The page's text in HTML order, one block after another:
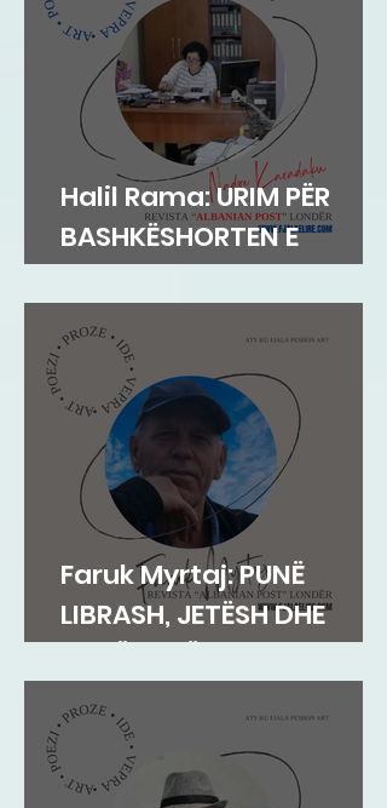
Halil Rama: URIM PËR
BASHKËSHORTEN E
SHKRIMTARITSHEFKI
KARADAKU
Faruk Myrtaj: PUNË
LIBRASH, JETËSH DHE
KOHËSH TË VONUARA